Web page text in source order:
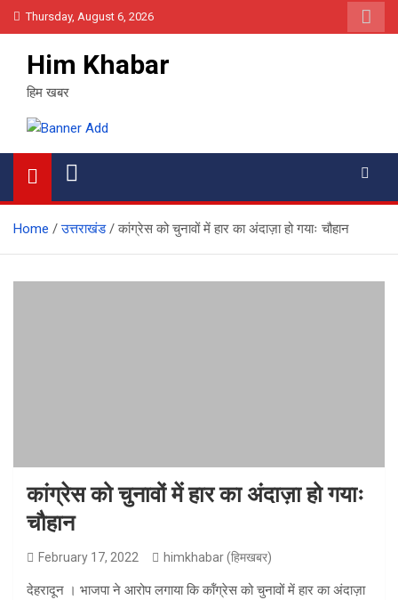
Skip
to
content
Thursday, August 6, 2026
Him Khabar
हिम खबर
Home उत्तराखंड कांग्रेस को चुनावों में हार का अंदाज़ा हो गयाः चौहान
कांग्रेस को चुनावों में हार का अंदाज़ा हो गयाः
चौहान
February 17, 2022 himkhabar (हिमखबर)
देहरादून । भाजपा ने आरोप लगाया कि कॉंग्रेस को चुनावों में हार का अंदाज़ा